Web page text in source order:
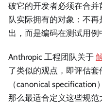
破它的开发者必须在合并
队实际拥有的对象：不
出，而是编码在测试用例
Anthropic 工程团队关于
了类似的观点，即评估
（canonical
那么最适合定义这些规